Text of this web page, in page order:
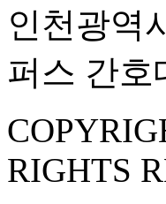
인천광역
퍼스 간호
RIGHTS